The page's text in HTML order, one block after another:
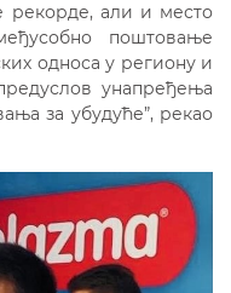
рекорде, али и место
поштовање
односа у региону и
унапређења
за убудуће”, рекао